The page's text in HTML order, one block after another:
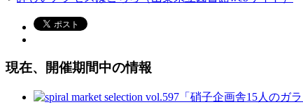
現在、開催期間中の情報